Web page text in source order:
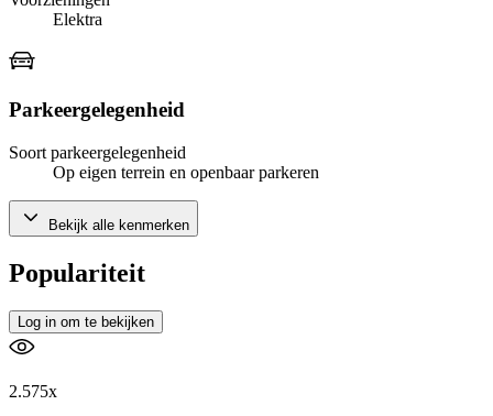
Elektra
Parkeergelegenheid
Soort parkeergelegenheid
Op eigen terrein en openbaar parkeren
Bekijk alle kenmerken
Populariteit
Log in om te bekijken
2.575x